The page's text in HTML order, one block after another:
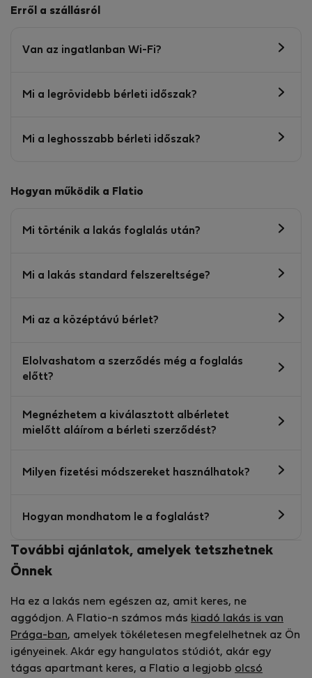
Erről a szállásról
Van az ingatlanban Wi-Fi?
Mi a legrövidebb bérleti időszak?
Mi a leghosszabb bérleti időszak?
Hogyan működik a Flatio
Mi történik a lakás foglalás után?
Mi a lakás standard felszereltsége?
Mi az a középtávú bérlet?
Elolvashatom a szerződés még a foglalás
előtt?
Megnézhetem a kiválasztott albérletet
mielőtt aláírom a bérleti szerződést?
Milyen fizetési módszereket használhatok?
Hogyan mondhatom le a foglalást?
További ajánlatok, amelyek tetszhetnek
Önnek
Ha ez a lakás nem egészen az, amit keres, ne
aggódjon. A Flatio-n számos más kiadó lakás is van
Prága-ban, amelyek tökéletesen megfelelhetnek az Ön
igényeinek. Akár egy hangulatos stúdiót, akár egy
tágas apartmant keres, a Flatio a legjobb olcsó